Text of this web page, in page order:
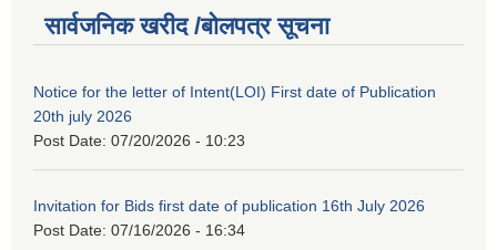
सार्वजनिक खरीद /बोलपत्र सूचना
Notice for the letter of Intent(LOI) First date of Publication
20th july 2026
Post Date: 07/20/2026 - 10:23
Invitation for Bids first date of publication 16th July 2026
Post Date: 07/16/2026 - 16:34